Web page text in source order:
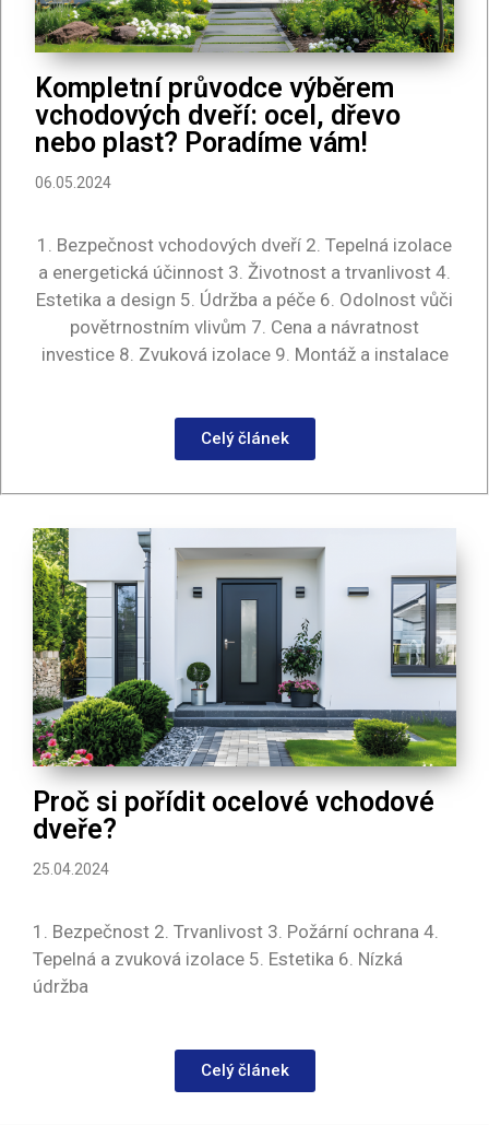
Kompletní průvodce výběrem
vchodových dveří: ocel, dřevo
nebo plast? Poradíme vám!
06.05.2024
1. Bezpečnost vchodových dveří 2. Tepelná izolace
a energetická účinnost 3. Životnost a trvanlivost 4.
Estetika a design 5. Údržba a péče 6. Odolnost vůči
povětrnostním vlivům 7. Cena a návratnost
investice 8. Zvuková izolace 9. Montáž a instalace
Celý článek
Proč si pořídit ocelové vchodové
dveře?
25.04.2024
1. Bezpečnost 2. Trvanlivost 3. Požární ochrana 4.
Tepelná a zvuková izolace 5. Estetika 6. Nízká
údržba
Celý článek